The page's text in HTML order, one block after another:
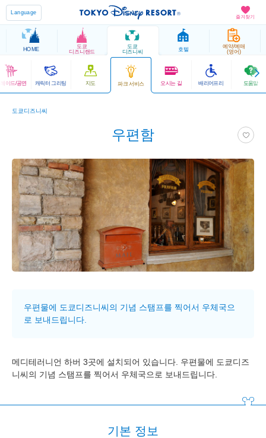
즐겨찾기
Language
HOME
도쿄
디즈니랜드
도쿄
디즈니씨
호텔
예약/예매
(영어)
이드/공연 캐릭터 그리팅 지도 파크 서비스 오시는 길 배리어프리 도움말
도쿄디즈니씨
우편함
우편물에 도쿄디즈니씨의 기념 스탬프를 찍어서 우체국으
로 보내드립니다.
메디테러니언 하버 3곳에 설치되어 있습니다. 우편물에 도쿄디즈
니씨의 기념 스탬프를 찍어서 우체국으로 보내드립니다.
기본 정보